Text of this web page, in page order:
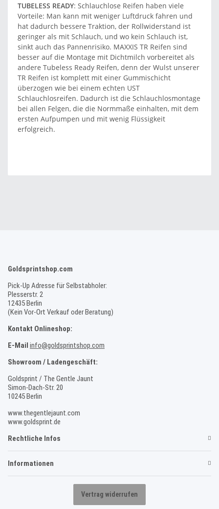
TUBELESS READY: Schlauchlose Reifen haben viele
Vorteile: Man kann mit weniger Luftdruck fahren und
hat dadurch bessere Traktion, der Rollwiderstand ist
geringer als mit Schlauch, und wo kein Schlauch ist,
sinkt auch das Pannenrisiko. MAXXIS TR Reifen sind
besser auf die Montage mit Dichtmilch vorbereitet als
andere Tubeless Ready Reifen, denn der Wulst unserer
TR Reifen ist komplett mit einer Gummischicht
überzogen wie bei einem echten UST
Schlauchlosreifen. Dadurch ist die Schlauchlosmontage
bei allen Felgen, die die Normmaße einhalten, mit dem
ersten Aufpumpen und mit wenig Flüssigkeit
erfolgreich.
Goldsprintshop.com
Pick-Up Adresse für Selbstabholer:
Plesserstr. 2
12435 Berlin
(Kein Vor-Ort Verkauf oder Beratung)
Kontakt Onlineshop:
E-Mail info@goldsprintshop.com
Showroom / Ladengeschäft:
Goldsprint / The Gentle Jaunt
Simon-Dach-Str. 20
10245 Berlin
www.thegentlejaunt.com
www.goldsprint.de
Rechtliche Infos
Informationen
Vertrag widerrufen